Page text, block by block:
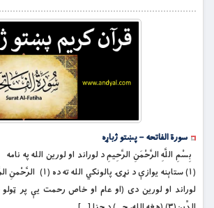
سورة الفاتحه – پښتو ژباړه
بِسْمِ اللَّهِ الرَّحْمَنِ الرَّحِيمِ د لوراند او لورين الله په